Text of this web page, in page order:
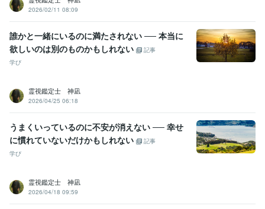
2026/02/11 08:09
誰かと一緒にいるのに満たされない ── 本当に
欲しいのは別のものかもしれない
記事
学び
霊視鑑定士 神凪
2026/04/25 06:18
うまくいっているのに不安が消えない ── 幸せ
に慣れていないだけかもしれない
記事
学び
霊視鑑定士 神凪
2026/04/18 09:59